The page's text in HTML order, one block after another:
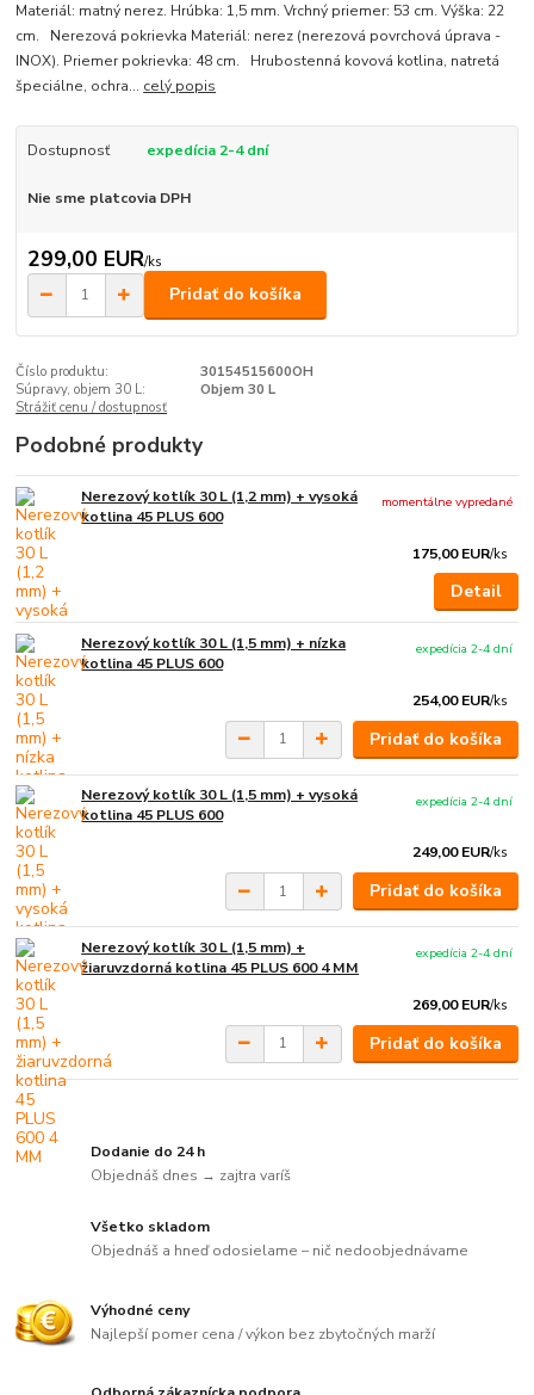
Materiál: matný nerez. Hrúbka: 1,5 mm. Vrchný priemer: 53 cm. Výška: 22
cm. Nerezová pokrievka Materiál: nerez (nerezová povrchová úprava -
INOX). Priemer pokrievka: 48 cm. Hrubostenná kovová kotlina, natretá
špeciálne, ochra... celý popis
Dostupnosť expedícia 2-4 dní
Nie sme platcovia DPH
299,00 EUR/ks
Pridať do košíka
Číslo produktu:
30154515600OH
Súpravy, objem 30 L:
Objem 30 L
Strážiť cenu / dostupnosť
Podobné produkty
Nerezový kotlík 30 L (1,2 mm) + vysoká
kotlina 45 PLUS 600
175,00 EUR/ks
momentálne vypredané
Detail
Nerezový kotlík 30 L (1,5 mm) + nízka
kotlina 45 PLUS 600
254,00 EUR/ks
expedícia 2-4 dní
Pridať do košíka
Nerezový kotlík 30 L (1,5 mm) + vysoká
kotlina 45 PLUS 600
249,00 EUR/ks
expedícia 2-4 dní
Pridať do košíka
Nerezový kotlík 30 L (1,5 mm) +
žiaruvzdorná kotlina 45 PLUS 600 4 MM
269,00 EUR/ks
expedícia 2-4 dní
Pridať do košíka
Dodanie do 24 h
Objednáš dnes → zajtra varíš
Všetko skladom
Objednáš a hneď odosielame – nič nedoobjednávame
Výhodné ceny
Najlepší pomer cena / výkon bez zbytočných marží